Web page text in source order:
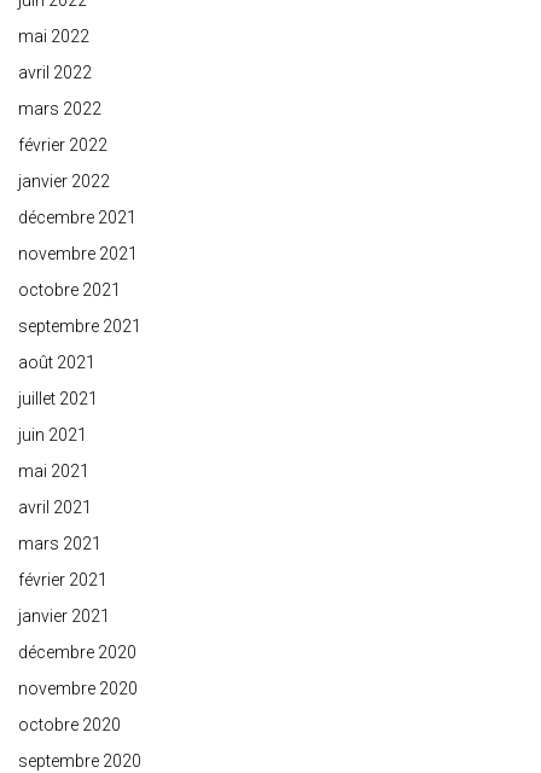
mai 2022
avril 2022
mars 2022
février 2022
janvier 2022
décembre 2021
novembre 2021
octobre 2021
septembre 2021
août 2021
juillet 2021
juin 2021
mai 2021
avril 2021
mars 2021
février 2021
janvier 2021
décembre 2020
novembre 2020
octobre 2020
septembre 2020